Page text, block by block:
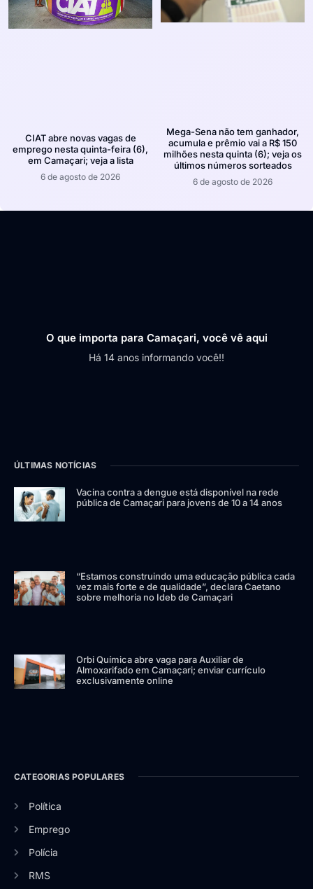
CIAT abre novas vagas de
emprego nesta quinta-feira (6),
em Camaçari; veja a lista
6 de agosto de 2026
Mega-Sena não tem ganhador,
acumula e prêmio vai a R$ 150
milhões nesta quinta (6); veja os
últimos números sorteados
6 de agosto de 2026
O que importa para Camaçari, você vê aqui
Há 14 anos informando você!!
ÚLTIMAS NOTÍCIAS
Vacina contra a dengue está disponível na rede
pública de Camaçari para jovens de 10 a 14 anos
“Estamos construindo uma educação pública cada
vez mais forte e de qualidade”, declara Caetano
sobre melhoria no Ideb de Camaçari
Orbi Química abre vaga para Auxiliar de
Almoxarifado em Camaçari; enviar currículo
exclusivamente online
CATEGORIAS POPULARES
Política
Emprego
Polícia
RMS